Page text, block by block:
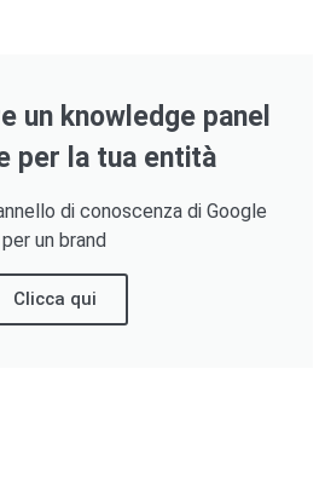
un knowledge panel
per la tua entità
di conoscenza di Google
per un brand
Clicca qui